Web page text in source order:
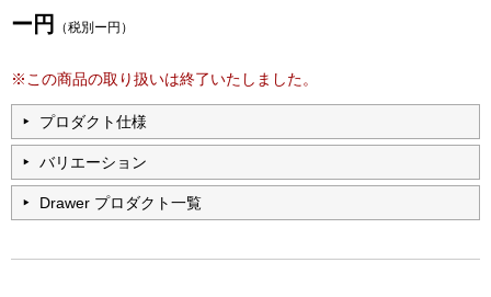
ー円 （税別ー円）
※この商品の取り扱いは終了いたしました。
プロダクト仕様
バリエーション
Drawer プロダクト一覧